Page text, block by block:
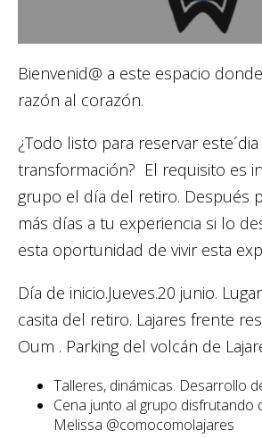
Bienvenid@ a este espacio
razón al corazón.
¿Todo listo para reservar
transformación? El requisito es
grupo el día del retiro. Después
más días a tu experiencia si lo
esta oportunidad de vivir esta
Día de inicio.Jueves.20 junio.
casita del retiro. Lajares frente
Oum . Parking del volcán de
Talleres, dinámicas. Desarrollo
Cena junto al grupo disfrutando
Melissa @comocomolajares